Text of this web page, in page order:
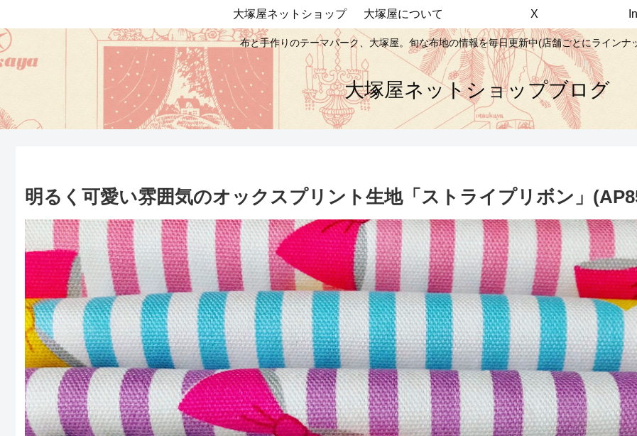
布と手作りのテーマパーク、大塚屋。旬な布地の情報を毎日更新中(店舗ごとにラインナ
大塚屋ネットショップブログ
大塚屋ネットショップ 大塚屋について X
明るく可愛い雰囲気のオックスプリント生地「ストライプリボン」